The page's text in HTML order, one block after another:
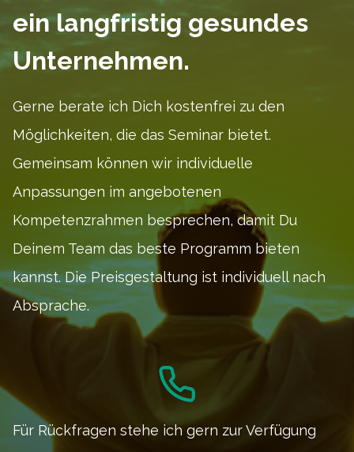
ein langfristig gesundes
Unternehmen.
Gerne berate ich Dich kostenfrei zu den
Möglichkeiten, die das Seminar bietet.
Gemeinsam können wir individuelle
Anpassungen im angebotenen
Kompetenzrahmen besprechen, damit Du
Deinem Team das beste Programm bieten
kannst. Die Preisgestaltung ist individuell nach
Absprache.
Für Rückfragen stehe ich gern zur Verfügung